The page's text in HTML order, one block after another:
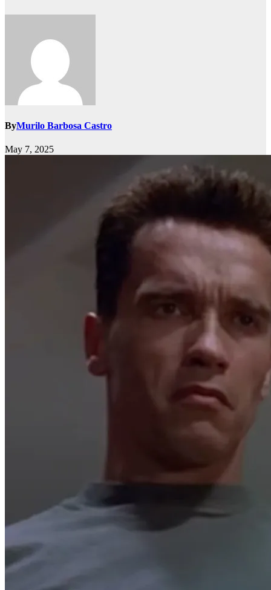
ByMurilo Barbosa Castro
May 7, 2025